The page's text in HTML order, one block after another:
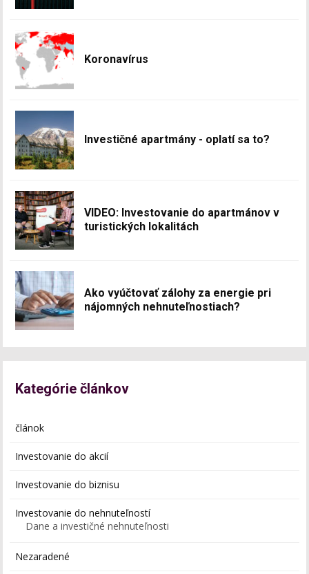
Koronavírus
Investičné apartmány - oplatí sa to?
VIDEO: Investovanie do apartmánov v
turistických lokalitách
Ako vyúčtovať zálohy za energie pri
nájomných nehnuteľnostiach?
Kategórie článkov
článok
Investovanie do akcií
Investovanie do biznisu
Investovanie do nehnuteľností
Dane a investičné nehnuteľnosti
Nezaradené